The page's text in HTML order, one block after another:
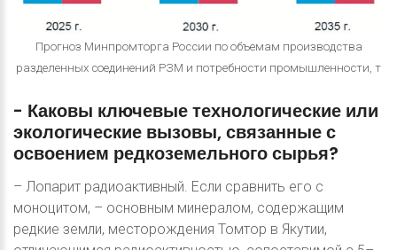
Прогноз Минпромторга России по объемам производства
разделенных соединений РЗМ и потребности промышленности, т
- Каковы ключевыетехнологические или
экологические вызовы,связанныес
освоением редкоземельногосырья?
– Лопарит радиоактивный. Если сравнить его с
моноцитом, – основным минералом, содержащим
редкие земли, месторождения Томтор в Якутии,